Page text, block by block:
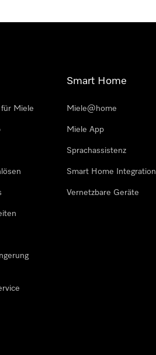
Miele
Smart Home
Miele@home
Miele App
Sprachassistenz
Smart Home Integration
Vernetzbare Geräte